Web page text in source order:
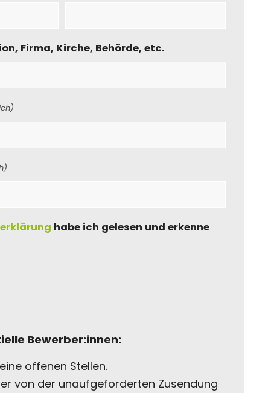
Firma, Kirche, Behörde, etc.
habe ich gelesen und erkenne
Bewerber:innen:
offenen Stellen.
von der unaufgeforderten Zusendung